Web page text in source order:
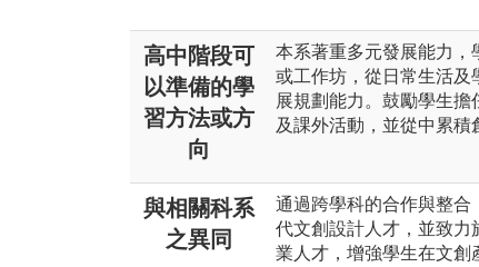
高中階段可
以準備的學
習方法或方
向
本系著重多元發展能力，
或工作坊，從日常生活及
展規劃能力。鼓勵學生
及課外活動，並從中累積
與相關科系
之異同
通過跨學科的合作與整合
代文創設計人才，並致力
業人才，增強學生在文創